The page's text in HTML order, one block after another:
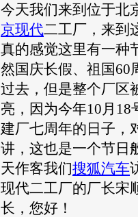
今天我们来到位于北
京现代二工厂，来到
真的感觉这里有一种
然国庆长假、祖国60
过去，但是整个厂区
亮，因为今年10月18
建厂七周年的日子，
讲，这也是一个节日
天作客我们搜狐汽车
现代二工厂的厂长宋
长，您好！